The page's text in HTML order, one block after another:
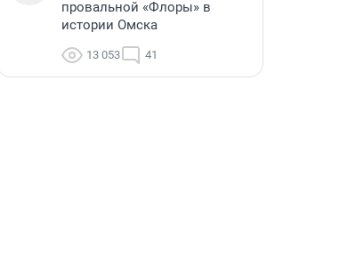
провальной «Флоры» в
истории Омска
13 053 41